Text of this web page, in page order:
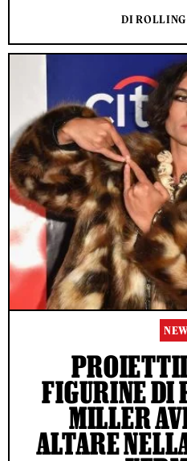
DI
FIGURINE DI
MILLER
ALTARE